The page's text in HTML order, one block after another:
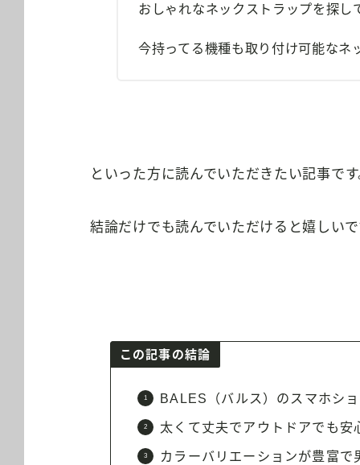
おしゃれなネックストラップを探し
今持ってる機種も取り付け可能なネ
といった方に読んでいただきたい記事で
結論だけでも読んでいただけると嬉しい
この記事の結論
BALES（バルス）のスマホシ
太くて丈夫でアウトドアでも安
カラーバリエーションが豊富